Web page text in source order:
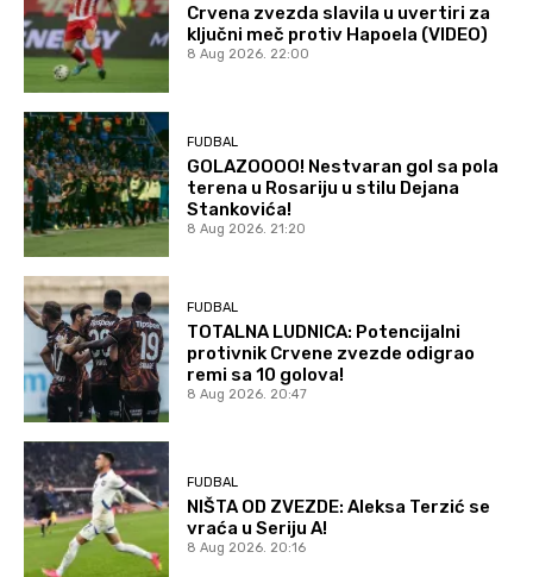
Crvena zvezda slavila u uvertiri za
ključni meč protiv Hapoela (VIDEO)
8 Aug 2026. 22:00
FUDBAL
GOLAZOOOO! Nestvaran gol sa pola
terena u Rosariju u stilu Dejana
Stankovića!
8 Aug 2026. 21:20
FUDBAL
TOTALNA LUDNICA: Potencijalni
protivnik Crvene zvezde odigrao
remi sa 10 golova!
8 Aug 2026. 20:47
FUDBAL
NIŠTA OD ZVEZDE: Aleksa Terzić se
vraća u Seriju A!
8 Aug 2026. 20:16